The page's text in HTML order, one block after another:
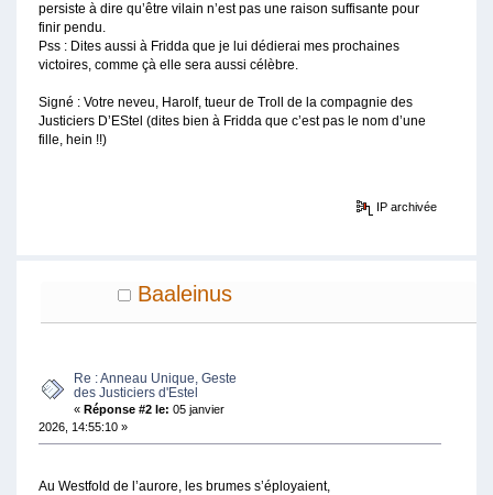
persiste à dire qu’être vilain n’est pas une raison suffisante pour
finir pendu.
Pss : Dites aussi à Fridda que je lui dédierai mes prochaines
victoires, comme çà elle sera aussi célèbre.
Signé : Votre neveu, Harolf, tueur de Troll de la compagnie des
Justiciers D’EStel (dites bien à Fridda que c’est pas le nom d’une
fille, hein !!)
IP archivée
Baaleinus
Re : Anneau Unique, Geste
des Justiciers d'Estel
«Réponse #2 le: 05 janvier
2026, 14:55:10 »
Au Westfold de l’aurore, les brumes s’éployaient,